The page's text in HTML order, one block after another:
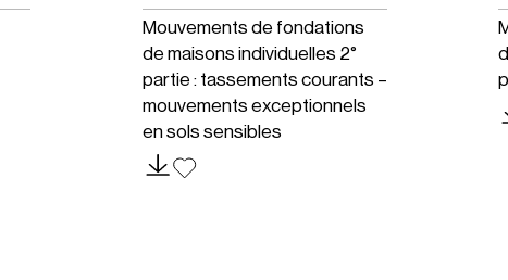
Mouvements de fondations
de maisons individuelles 2°
partie : tassements courants –
mouvements exceptionnels
en sols sensibles